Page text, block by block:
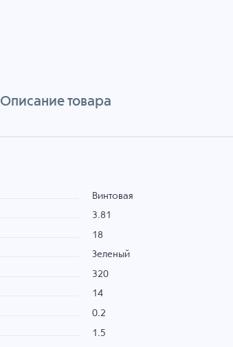
Описание товара
Винтовая
3.81
18
Зеленый
320
14
0.2
1.5